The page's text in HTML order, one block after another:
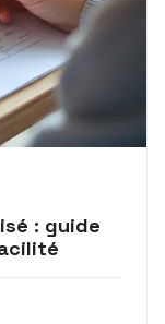
: guide